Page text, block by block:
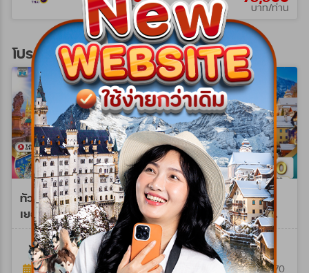
บาท/ท่าน บาท/ท่าน
โปรแกรมทัวร์ยุโรปตะวันออก
ทัวร์ยุโรปตะวันออก
เยอรมัน เช็ก ออสเตรีย
ฮังการี 8วัน 5คืน (TK)
WTTK0208B
8วัน 5คืน
20 มิ.ย. 69 - 23 ต.ค. 69
ทัวร์ยุโรปตะวันออก
เยอรมนี - ออสเตรีย -
เช็ก - สโลวาเกีย - ฮังการี
9วัน (QR)WQR0209P
9วัน 6คืน
17 มิ.ย. 69 - 03 ม.ค. 70